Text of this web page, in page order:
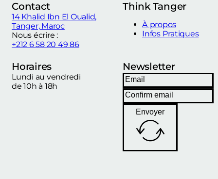
Contact
14 Khalid Ibn El Oualid,
Tanger, Maroc
Nous écrire :
+212 6 58 20 49 86
Think Tanger
À propos
Infos Pratiques
Horaires
Lundi au vendredi
de 10h à 18h
Newsletter
Envoyer